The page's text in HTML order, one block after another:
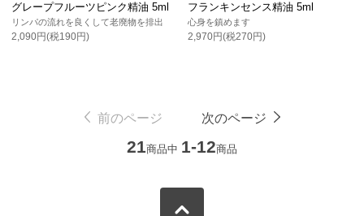
グレープフルーツピンク精油 5ml
リンパの流れを良くして老廃物を排出
2,090円(税190円)
フランキンセンス精油 5ml
心身を鎮めます
2,970円(税270円)
前のページ 次のページ
21商品中 1-12商品